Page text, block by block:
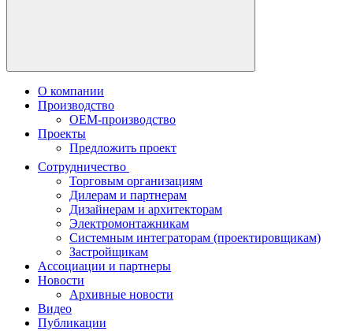
О компании
Производство
OEM-производство
Проекты
Предложить проект
Сотрудничество
Торговым организациям
Дилерам и партнерам
Дизайнерам и архитекторам
Электромонтажникам
Системным интеграторам (проектировщикам)
Застройщикам
Ассоциации и партнеры
Новости
Архивные новости
Видео
Публикации